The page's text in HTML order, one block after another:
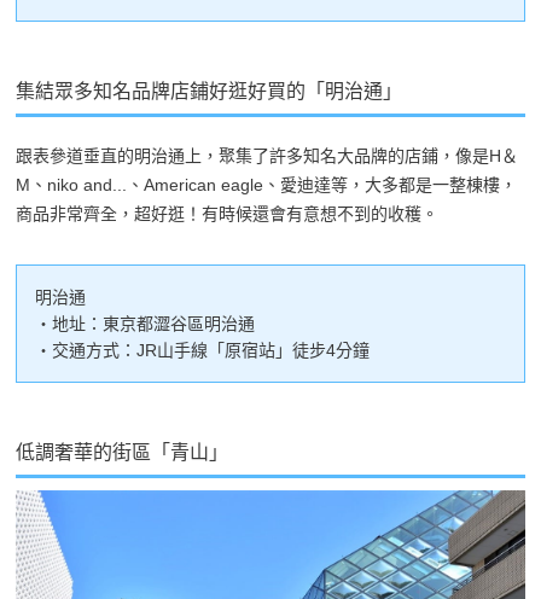
集結眾多知名品牌店鋪好逛好買的「明治通」
跟表參道垂直的明治通上，聚集了許多知名大品牌的店鋪，像是H＆
M、niko and...、American eagle、愛迪達等，大多都是一整棟樓，
商品非常齊全，超好逛！有時候還會有意想不到的收穫。
明治通
・地址：東京都澀谷區明治通
・交通方式：JR山手線「原宿站」徒步4分鐘
低調奢華的街區「青山」